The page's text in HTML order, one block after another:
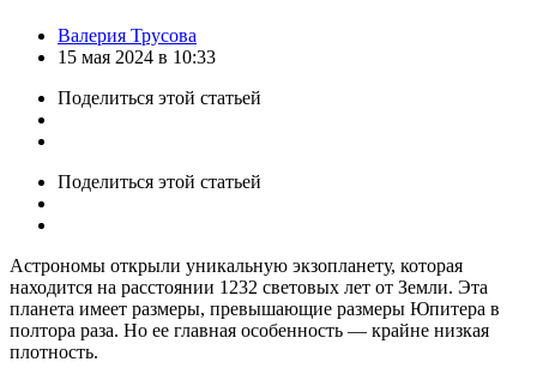
Posted
by
Валерия Трусова
15 мая 2024 в 10:33
Поделиться этой статьей
Поделиться этой статьей
Астрономы открыли уникальную экзопланету, которая
находится на расстоянии 1232 световых лет от Земли. Эта
планета имеет размеры, превышающие размеры Юпитера в
полтора раза. Но ее главная особенность — крайне низкая
плотность.